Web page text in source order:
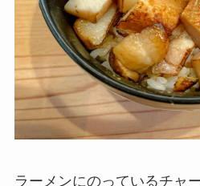
ラーメンにのっているチャ